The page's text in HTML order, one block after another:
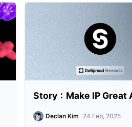
Story：Make IP Great
Declan Kim 24 Feb, 2025